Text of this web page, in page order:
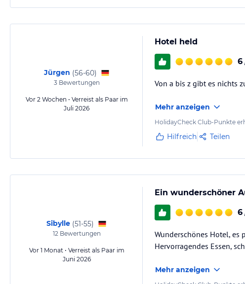
Jürgen (56-60)
3Bewertungen
Vor 2 Wochen • Verreist als Paar im
Juli 2026
Hotel held
6
Von a bis z gibt es nichts
Mehr anzeigen
HolidayCheck Club-Punkte
Hilfreich Teilen
Sibylle (51-55)
12Bewertungen
Vor 1 Monat • Verreist als Paar im
Juni 2026
Ein wunderschöner
6
Wunderschönes Hotel, es
Hervorragendes Essen,
Mehr anzeigen